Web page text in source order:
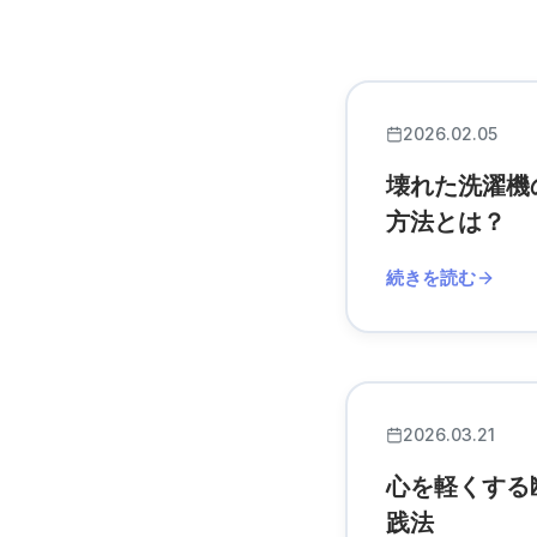
2026.02.05
壊れた洗濯
方法とは？
続きを読む
2026.03.21
心を軽くす
践法